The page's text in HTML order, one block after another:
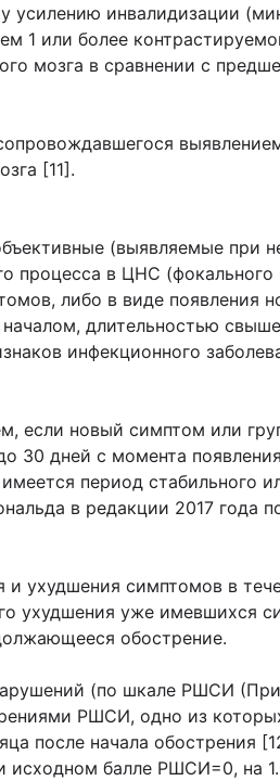
усилению инвалидизации
1 или более
мозга в сравнении с
[11].
(выявляемые при
процесса в ЦНС (фокального
либо в виде появления
длительностью
инфекционного
если новый симптом или
30 дней с момента
период стабильного
в редакции 2017 года
и ухудшения симптомов в
ухудшения уже имевшихся
обострение.
(по шкале РШСИ
РШСИ, одно из
после начала обострения
исходном балле РШСИ=0, на